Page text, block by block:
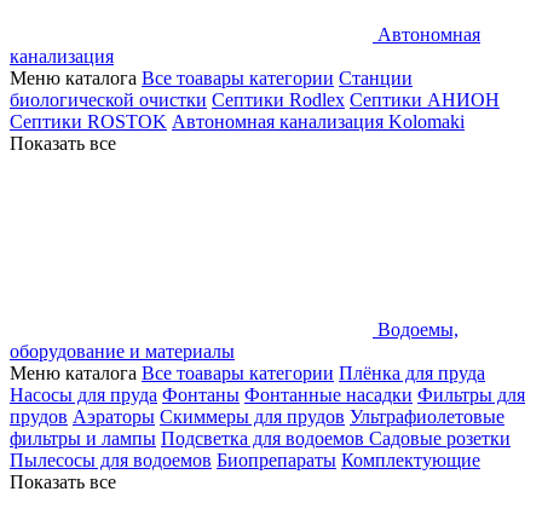
Автономная
канализация
Меню каталога Все тоавары категории Станции
биологической очистки Септики Rodlex Септики АНИОН
Септики ROSTOK Автономная канализация Kolomaki
Показать все
Водоемы,
оборудование и материалы
Меню каталога Все тоавары категории Плёнка для пруда
Насосы для пруда Фонтаны Фонтанные насадки Фильтры для
прудов Аэраторы Скиммеры для прудов Ультрафиолетовые
фильтры и лампы Подсветка для водоемов Садовые розетки
Пылесосы для водоемов Биопрепараты Комплектующие
Показать все